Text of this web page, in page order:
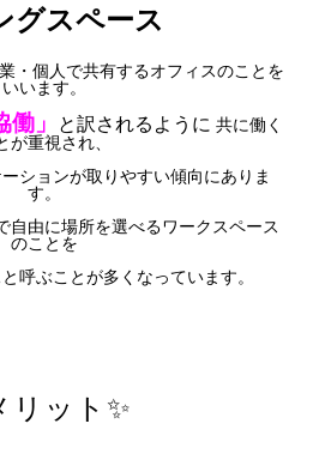
グスペース
・個人で共有するオフィスのことを
いいます。
」 と訳されるように 共に働く
が重視され、
ションが取りやすい傾向にありま
す。
自由に場所を選べるワークスペース
のことを
呼ぶことが多くなっています。
リット✨